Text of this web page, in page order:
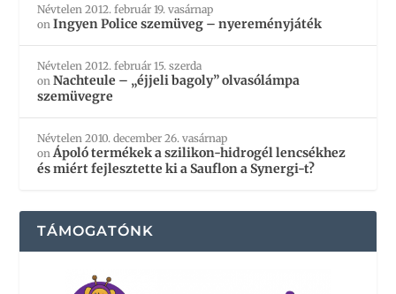
Névtelen 2012. február 19. vasárnap
onIngyen Police szemüveg – nyereményjáték
Névtelen 2012. február 15. szerda
onNachteule – „éjjeli bagoly” olvasólámpa
szemüvegre
Névtelen 2010. december 26. vasárnap
onÁpoló termékek a szilikon-hidrogél lencsékhez
és miért fejlesztette ki a Sauflon a Synergi-t?
TÁMOGATÓNK